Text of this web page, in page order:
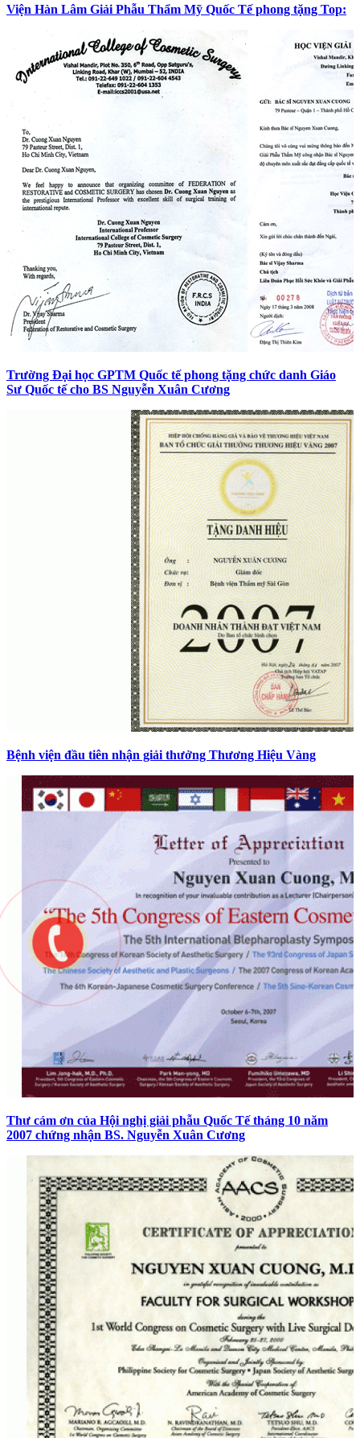
Viện Hàn Lâm Giải Phẫu Thẩm Mỹ Quốc Tế phong tặng Top:
Trường Đại học GPTM Quốc tế phong tặng chức danh Giáo
Sư Quốc tế cho BS Nguyễn Xuân Cương
Bệnh viện đầu tiên nhận giải thưởng Thương Hiệu Vàng
Thư cám ơn của Hội nghị giải phẫu Quốc Tế tháng 10 năm
2007 chứng nhận BS. Nguyễn Xuân Cương